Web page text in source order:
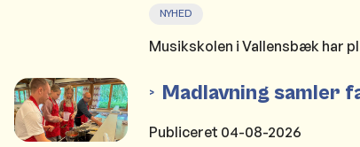
NYHED
Musikskolen i Vallensbæk har
Madlavning samler
Publiceret 04-08-2026